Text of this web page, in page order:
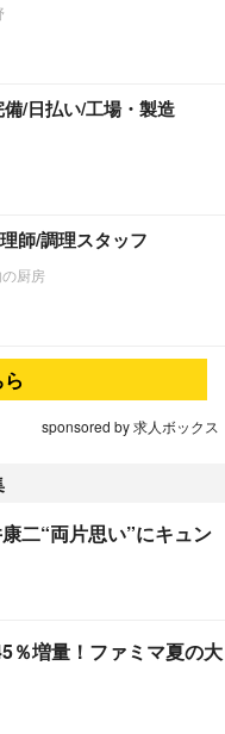
/日払い/工場・製造
師/調理スタッフ
厨房
sponsored by 求人ボックス
二“両片思い”にキュン
％増量！ファミマ夏の大